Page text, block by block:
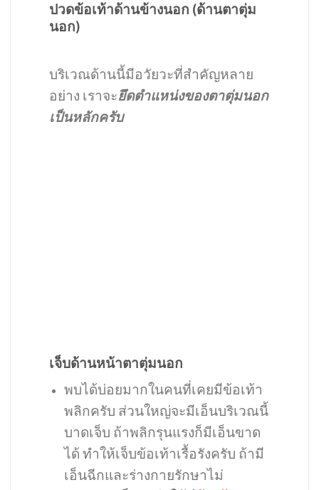
ปวดข้อเท้าด้านข้างนอก (ด้านตาตุ่ม
นอก)
บริเวณด้านนี้มีอวัยวะที่สำคัญหลาย
อย่าง เราจะยึดตำแหน่งของตาตุ่มนอก
เป็นหลักครับ
เจ็บด้านหน้าตาตุ่มนอก
พบได้บ่อยมากในคนที่เคยมีข้อเท้า
พลิกครับ ส่วนใหญ่จะมีเอ็นบริเวณนี้
บาดเจ็บ ถ้าพลิกรุนแรงก็มีเอ็นขาด
ได้ ทำให้เจ็บข้อเท้าเรื้อรังครับ ถ้ามี
เอ็นฉีกและร่างกายรักษาไม่